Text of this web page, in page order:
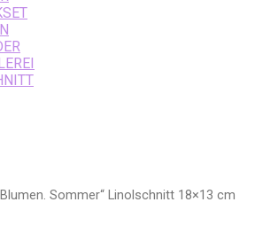
Sommer“ Linolschnitt 18×13 cm